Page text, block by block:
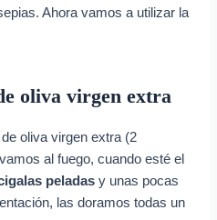
Ahora vamos a utilizar la
oliva virgen extra
oliva virgen extra (2
al fuego, cuando esté el
peladas y unas pocas
las doramos todas un